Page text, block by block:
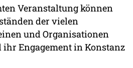
Veranstaltung können
der vielen
und Organisationen
Engagement in Konstanz